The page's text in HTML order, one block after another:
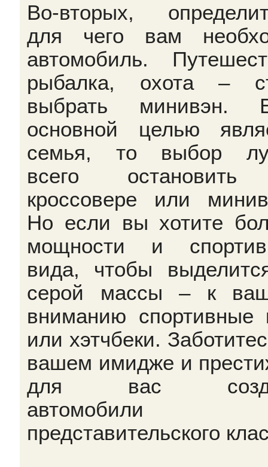
Во-вторых,
для чего вам
автомобиль.
рыбалка, охота –
выбрать минивэн.
основной целью
семья, то выбор
всего
кроссовере или
Но если вы хотите
мощности и
вида, чтобы
серой массы – к
вниманию спортивные
или хэтчбеки.
вашем имидже и
для вас
автомобили
представительского